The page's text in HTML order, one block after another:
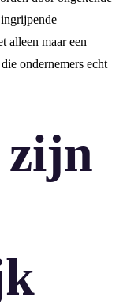
alleen maar een
ondernemers echt
zijn